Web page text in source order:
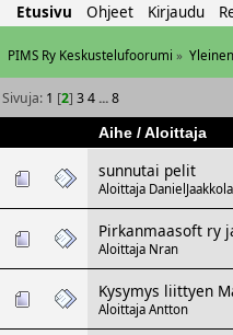
Etusivu Ohjeet Kirjaudu
PIMS Ry Keskustelufoorumi »
Sivuja: 1 [2]3 4 ...8
Aihe/Aloittaja
sunnutai pelit
Aloittaja DanielJaakkola
Pirkanmaasoft ry
Aloittaja Nran
Kysymys liittyen
Aloittaja Antton